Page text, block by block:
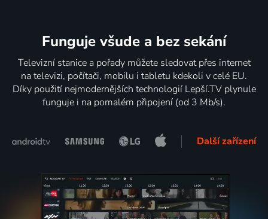
Funguje všude a bez sekání
Televizní stanice a pořady můžete sledovat přes internet
na televizi, počítači, mobilu i tabletu kdekoli v celé EU.
Díky použití nejmodernějších technologií Lepší.TV plynule
funguje i na pomalém připojení (od 3 Mb/s).
Další zařízení